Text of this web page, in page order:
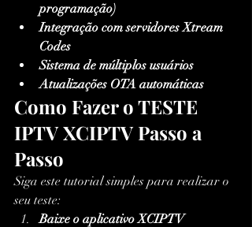
programação)
Integração com servidores Xtream
Codes
Sistema de múltiplos usuários
Atualizações OTA automáticas
Como Fazer o TESTE
IPTV XCIPTV Passo a
Passo
Siga este tutorial simples para realizar o
seu teste:
Baixe o aplicativo XCIPTV